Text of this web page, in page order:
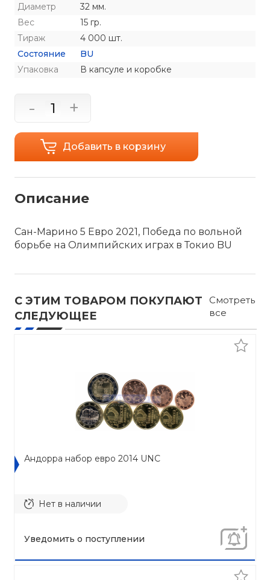
Диаметр
32 мм.
Вес
15 гр.
Тираж
4 000 шт.
Состояние
BU
Упаковка
В капсуле и коробке
- +
Добавить в корзину
Описание
Сан-Марино 5 Евро 2021, Победа по вольной
борьбе на Олимпийских играх в Токио BU
С ЭТИМ ТОВАРОМ ПОКУПАЮТ
СЛЕДУЮЩЕЕ
Смотреть
все
Андорра набор евро 2014 UNC
Нет в наличии
Уведомить о поступлении